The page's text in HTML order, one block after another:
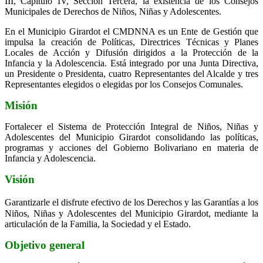
Municipales de Derechos de Niños, Niñas y Adolescentes.
En el Municipio Girardot el CMDNNA es un Ente de Gestión que
impulsa la creación de Políticas, Directrices Técnicas y Planes
Locales de Acción y Difusión dirigidos a la Protección de la
Infancia y la Adolescencia. Está integrado por una Junta Directiva,
un Presidente o Presidenta, cuatro Representantes del Alcalde y tres
Representantes elegidos o elegidas por los Consejos Comunales.
Misión
Fortalecer el Sistema de Protección Integral de Niños, Niñas y
Adolescentes del Municipio Girardot consolidando las políticas,
programas y acciones del Gobierno Bolivariano en materia de
Infancia y Adolescencia.
Visión
Garantizarle el disfrute efectivo de los Derechos y las Garantías a los
Niños, Niñas y Adolescentes del Municipio Girardot, mediante la
articulación de la Familia, la Sociedad y el Estado.
Objetivo general